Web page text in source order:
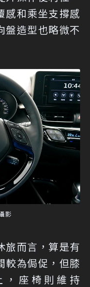
感和乘坐支撐感
盤造型也略微不
影
旅而言，算是有
較為侷促，但膝
，座椅則維持